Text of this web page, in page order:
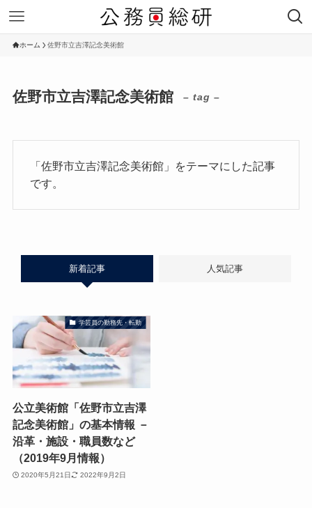
ホーム 佐野市立吉澤記念美術館
佐野市立吉澤記念美術館 – tag –
「佐野市立吉澤記念美術館」をテーマにした記事
です。
新着記事 人気記事
学芸員の勤務先・転勤
公立美術館「佐野市立吉澤
記念美術館」の基本情報 －
沿革・施設・職員数など
（2019年9月情報）
2020年5月21日 2022年9月2日